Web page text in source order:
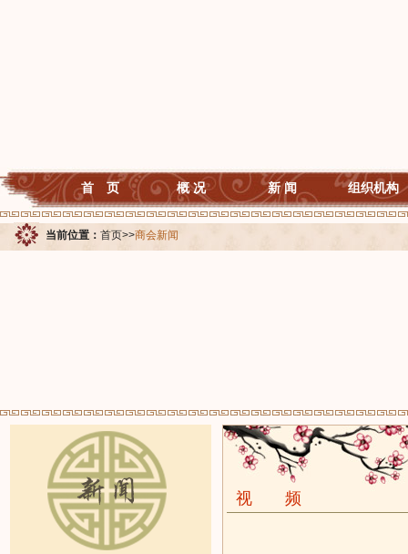
首 页 概 况 新 闻 组织机构
当前位置： 首页>>商会新闻
视 频